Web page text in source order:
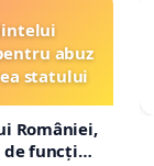
abuz
statului
României,
de funcție